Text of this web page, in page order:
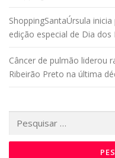
ShoppingSantaÚrsula
edição especial de Dia dos
Câncer de pulmão liderou
Ribeirão Preto na última
por: